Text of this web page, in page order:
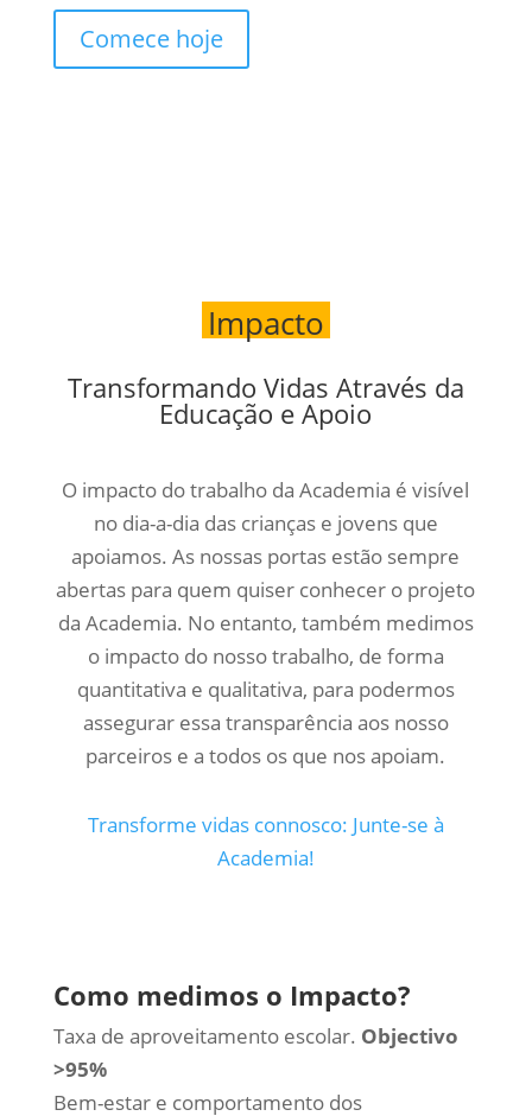
Comece hoje
Impacto
Transformando Vidas Através da
Educação e Apoio
O impacto do trabalho da Academia é visível
no dia-a-dia das crianças e jovens que
apoiamos. As nossas portas estão sempre
abertas para quem quiser conhecer o projeto
da Academia. No entanto, também medimos
o impacto do nosso trabalho, de forma
quantitativa e qualitativa, para podermos
assegurar essa transparência aos nosso
parceiros e a todos os que nos apoiam.
Transforme vidas connosco: Junte-se à
Academia!
Como medimos o Impacto?
Taxa de aproveitamento escolar. Objectivo
>95%
Bem-estar e comportamento dos